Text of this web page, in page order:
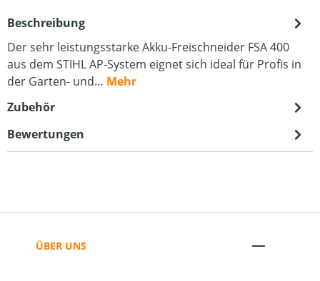
Beschreibung
Der sehr leistungsstarke Akku-Freischneider FSA 400
aus dem STIHL AP-System eignet sich ideal für Profis in
der Garten- und… Mehr
Zubehör
Bewertungen
ÜBER UNS